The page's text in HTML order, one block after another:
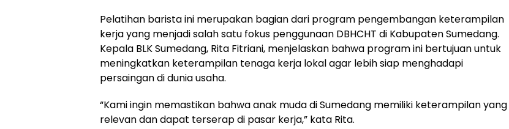
Pelatihan barista ini merupakan bagian dari program pengembangan keterampilan
kerja yang menjadi salah satu fokus penggunaan DBHCHT di Kabupaten Sumedang.
Kepala BLK Sumedang, Rita Fitriani, menjelaskan bahwa program ini bertujuan untuk
meningkatkan keterampilan tenaga kerja lokal agar lebih siap menghadapi
persaingan di dunia usaha.
“Kami ingin memastikan bahwa anak muda di Sumedang memiliki keterampilan yang
relevan dan dapat terserap di pasar kerja,” kata Rita.